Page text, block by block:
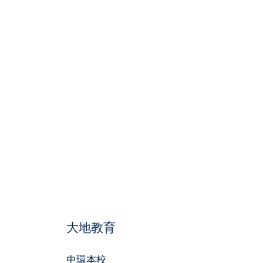
大地教育
中環本校